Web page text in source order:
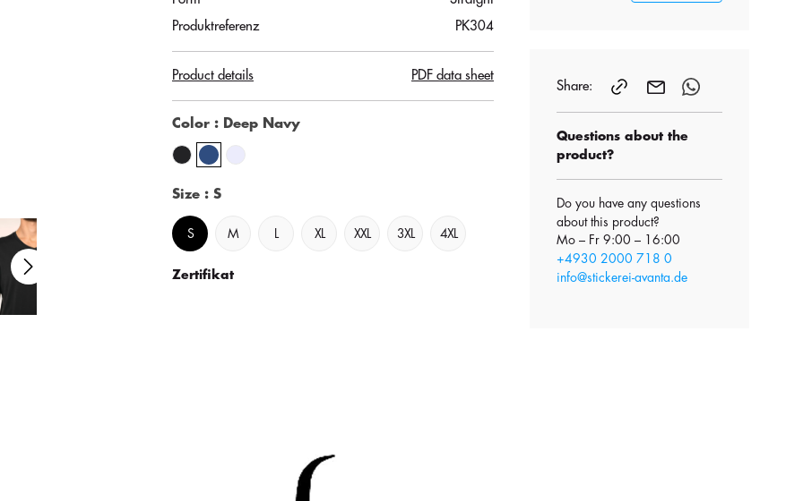
Produktreferenz
PK304
Product details PDF data sheet
Color : Deep Navy
Size : S
S M XL XXL 3XL 4XL
Zertifikat
Share:
Questions about the
product?
Do you have any questions
about this product?
Mo – Fr 9:00 – 16:00
+4930 2000 718 0
info@stickerei-avanta.de